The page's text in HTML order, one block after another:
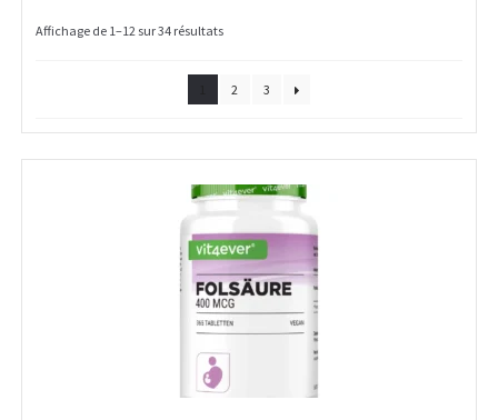
Affichage de 1–12 sur 34 résultats
2 3